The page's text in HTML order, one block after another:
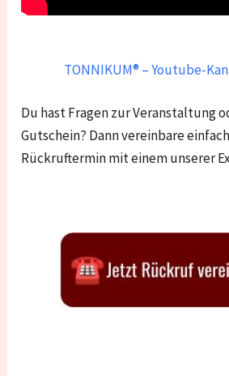
TONNIKUM® – Youtube-
Du hast Fragen zur Veranstaltung
Gutschein? Dann vereinbare
Rückruftermin mit einem unserer